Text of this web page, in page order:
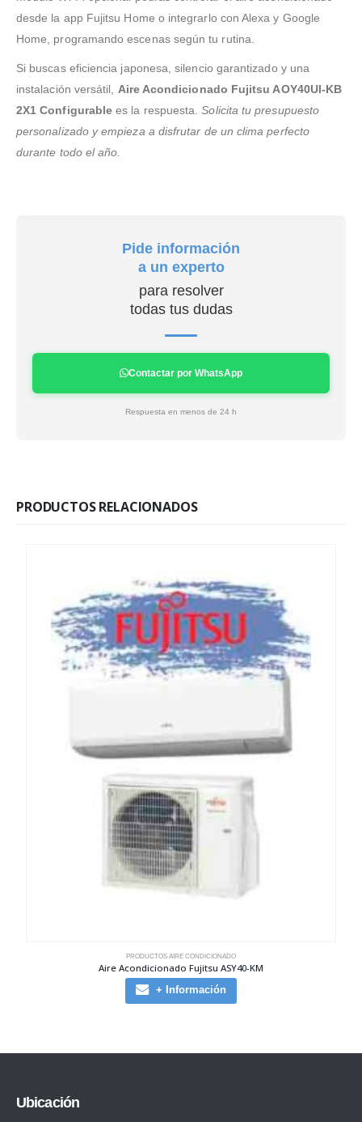
desde la app Fujitsu Home o integrarlo con Alexa y Google
Home, programando escenas según tu rutina.
Si buscas eficiencia japonesa, silencio garantizado y una
instalación versátil, Aire Acondicionado Fujitsu AOY40UI-KB
2X1 Configurable es la respuesta.Solicita tu presupuesto
personalizado y empieza a disfrutar de un clima perfecto
durante todo el año.
Pide información
a un experto
para resolver
todas tus dudas
Contactar por WhatsApp
Respuesta en menos de 24 h
PRODUCTOS RELACIONADOS
PRODUCTOS AIRE CONDICIONADO
Aire Acondicionado Fujitsu ASY40-KM
+ Información
Ubicación